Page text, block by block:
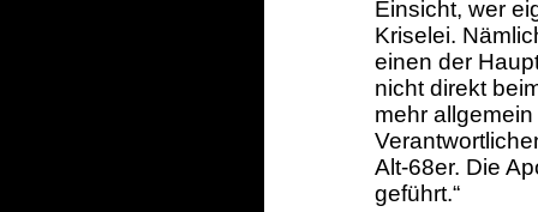
Einsicht, wer
Kriselei.
einen der
nicht direkt
mehr
Alt-68er. Die
geführt.“